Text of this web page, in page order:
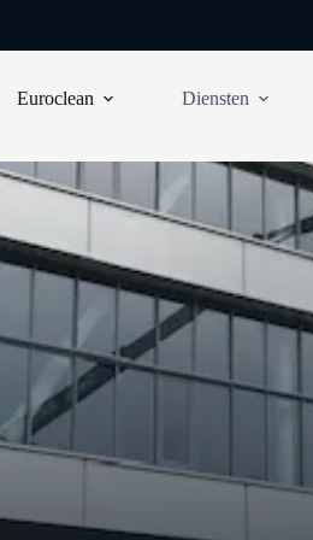
Euroclean Diensten